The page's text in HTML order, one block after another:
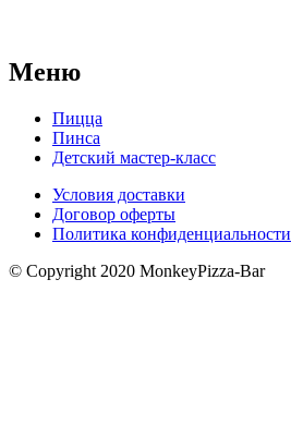
Меню
Пицца
Пинса
Детский мастер-класс
Условия доставки
Договор оферты
Политика конфиденциальности
© Copyright 2020 MonkeyPizza-Bar